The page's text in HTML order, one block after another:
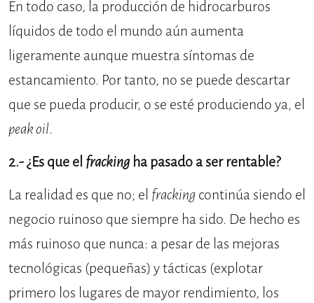
En todo caso, la producción de hidrocarburos
líquidos de todo el mundo aún aumenta
ligeramente aunque muestra síntomas de
estancamiento. Por tanto, no se puede descartar
que se pueda producir, o se esté produciendo ya, el
peak oil.
2.- ¿Es que elfracking ha pasado a ser rentable?
La realidad es que no; el frackingcontinúa siendo el
negocio ruinoso que siempre ha sido. De hecho es
más ruinoso que nunca: a pesar de las mejoras
tecnológicas (pequeñas) y tácticas (explotar
primero los lugares de mayor rendimiento, los